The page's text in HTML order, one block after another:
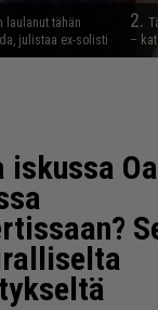
laulanut tähän
julistaa ex-solisti
2.
–